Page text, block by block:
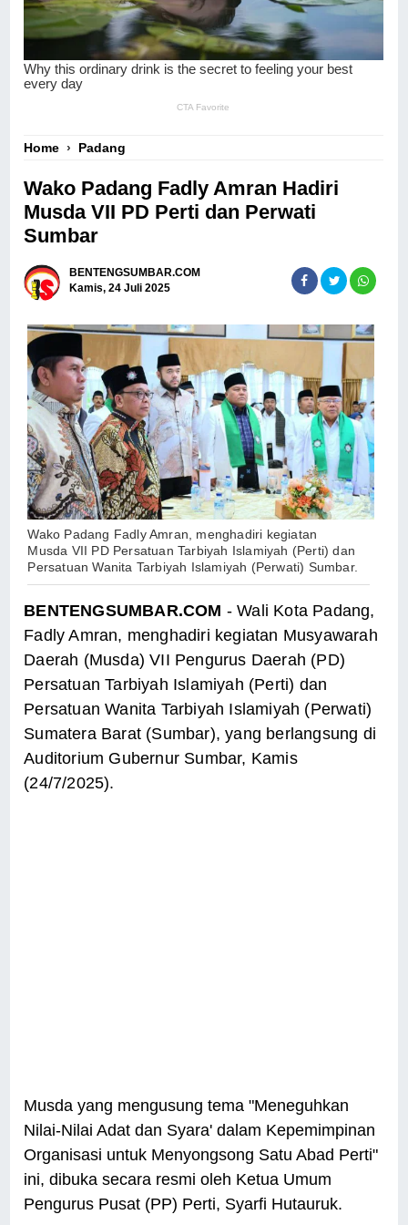
Home › Padang
Wako Padang Fadly Amran Hadiri
Musda VII PD Perti dan Perwati
Sumbar
BENTENGSUMBAR.COM
Kamis, 24 Juli 2025
Wako Padang Fadly Amran, menghadiri kegiatan
Musda VII PD Persatuan Tarbiyah Islamiyah (Perti) dan
Persatuan Wanita Tarbiyah Islamiyah (Perwati) Sumbar.
BENTENGSUMBAR.COM - Wali Kota Padang,
Fadly Amran, menghadiri kegiatan Musyawarah
Daerah (Musda) VII Pengurus Daerah (PD)
Persatuan Tarbiyah Islamiyah (Perti) dan
Persatuan Wanita Tarbiyah Islamiyah (Perwati)
Sumatera Barat (Sumbar), yang berlangsung di
Auditorium Gubernur Sumbar, Kamis
(24/7/2025).
Musda yang mengusung tema "Meneguhkan
Nilai-Nilai Adat dan Syara' dalam Kepemimpinan
Organisasi untuk Menyongsong Satu Abad Perti"
ini, dibuka secara resmi oleh Ketua Umum
Pengurus Pusat (PP) Perti, Syarfi Hutauruk.